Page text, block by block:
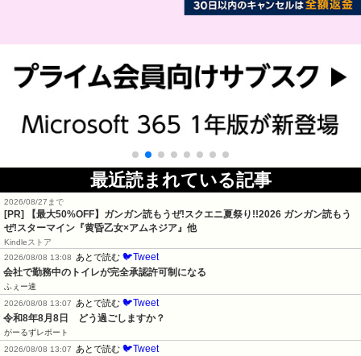
最近読まれている記事
2026/08/27まで
[PR]
【最大50%OFF】ガンガン読もうぜ!スクエニ夏祭り!!2026 ガンガン読もう
ぜ!スターマイン『黄昏乙女×アムネジア』他
Kindleストア
2026/08/08 13:08
あとで読む 🐦Tweet
会社で勤務中のトイレが完全承認許可制になる
ふぇー速
2026/08/08 13:07
あとで読む 🐦Tweet
令和8年8月8日　どう過ごしますか？
がーるずレポート
2026/08/08 13:07
あとで読む 🐦Tweet